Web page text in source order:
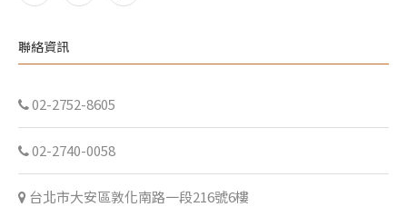
聯絡資訊
02-2752-8605
02-2740-0058
台北市大安區敦化南路一段216號6樓